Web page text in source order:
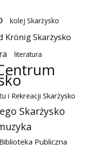
kolej Skarżysko
Krönig Skarżysko
literatura
i Rekreacji Skarżysko
Skarżysko
Publiczna